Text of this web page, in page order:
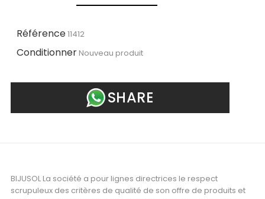
Référence11412
Conditionner Nouveau produit
SHARE
BIJUSOL La société a pour lignes directrices le respect
scrupuleux des critères de qualité de son offre de produits et